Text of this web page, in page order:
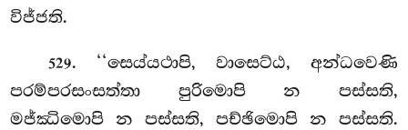
විජ්ජති.
529. ‘‘සෙය්යථාපි, වාසෙට්ඨ, අන්ධවෙණි
පරම්පරසංසත්තා පුරිමොපි න පස්සති,
මජ්ඣිමොපි න පස්සති, පච්ඡිමොපි න පස්සති.